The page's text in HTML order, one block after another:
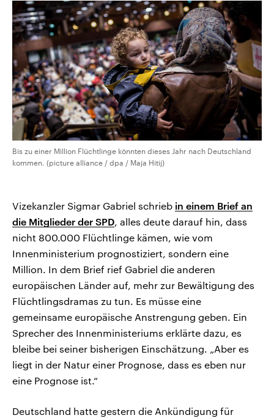
Bis zu einer Million Flüchtlinge könnten dieses Jahr nach Deutschland
kommen. (picture alliance / dpa / Maja Hitij)
Vizekanzler Sigmar Gabriel schrieb in einem Brief an
die Mitglieder der SPD, alles deute darauf hin, dass
nicht 800.000 Flüchtlinge kämen, wie vom
Innenministerium prognostiziert, sondern eine
Million. In dem Brief rief Gabriel die anderen
europäischen Länder auf, mehr zur Bewältigung des
Flüchtlingsdramas zu tun. Es müsse eine
gemeinsame europäische Anstrengung geben. Ein
Sprecher des Innenministeriums erklärte dazu, es
bleibe bei seiner bisherigen Einschätzung. „Aber es
liegt in der Natur einer Prognose, dass es eben nur
eine Prognose ist.“
Deutschland hatte gestern die Ankündigung für